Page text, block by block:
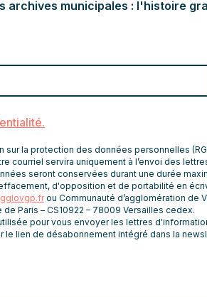
RGPD
J’accepte la
archives municipales : l'histoire
la protection des données personnelles
courriel servira uniquement à l’envoi des
seront conservées durant une durée
d'opposition et de portabilité en
ou Communauté d’agglomération de
Paris – CS10922 – 78009 Versailles cedex.
pour vous envoyer les lettres
le lien de désabonnement intégré dans la